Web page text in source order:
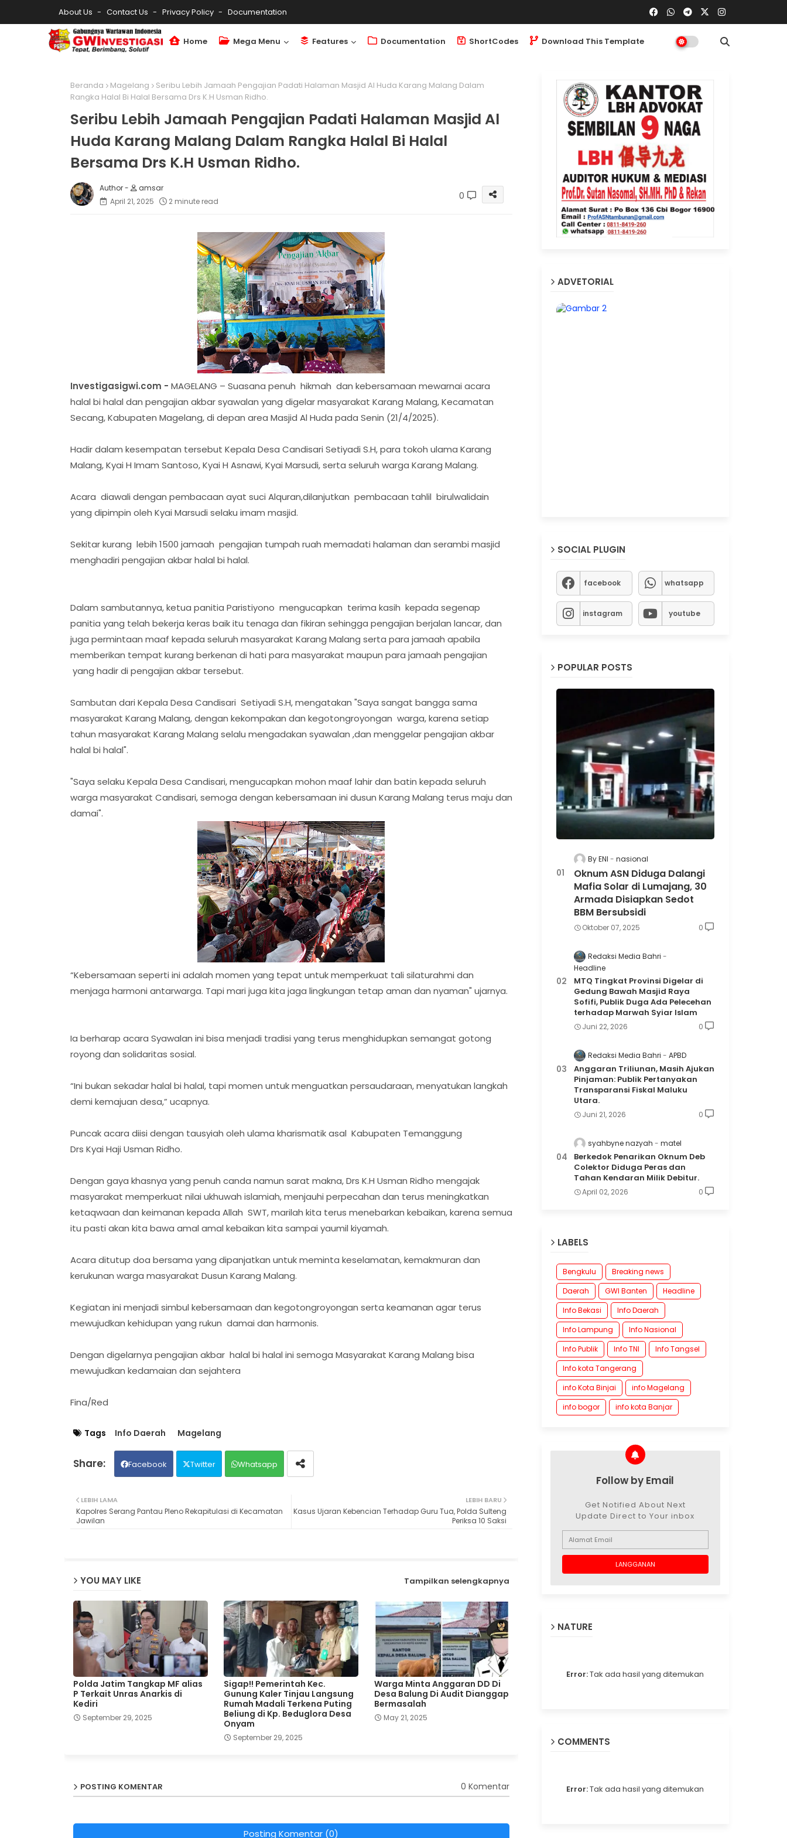
About Us Contact Us Privacy Policy Documentation
Home Mega Menu Features Documentation ShortCodes Download This Template
Beranda Magelang
Seribu Lebih Jamaah Pengajian Padati Halaman Masjid Al Huda Karang Malang Dalam
Rangka Halal Bi Halal Bersama Drs K.H Usman Ridho.
Seribu Lebih Jamaah Pengajian Padati Halaman Masjid Al
Huda Karang Malang Dalam Rangka Halal Bi Halal
Bersama Drs K.H Usman Ridho.
amsar
April 21, 2025
2 minute read 0
Investigasigwi.com - MAGELANG – Suasana penuh hikmah dan kebersamaan mewarnai acara
halal bi halal dan pengajian akbar syawalan yang digelar masyarakat Karang Malang, Kecamatan
Secang, Kabupaten Magelang, di depan area Masjid Al Huda pada Senin (21/4/2025).
Hadir dalam kesempatan tersebut Kepala Desa Candisari Setiyadi S.H, para tokoh ulama Karang
Malang, Kyai H Imam Santoso, Kyai H Asnawi, Kyai Marsudi, serta seluruh warga Karang Malang.
Acara diawali dengan pembacaan ayat suci Alquran,dilanjutkan pembacaan tahlil birulwalidain
yang dipimpin oleh Kyai Marsudi selaku imam masjid.
Sekitar kurang lebih 1500 jamaah pengajian tumpah ruah memadati halaman dan serambi masjid
menghadiri pengajian akbar halal bi halal.
Dalam sambutannya, ketua panitia Paristiyono mengucapkan terima kasih kepada segenap
panitia yang telah bekerja keras baik itu tenaga dan fikiran sehingga pengajian berjalan lancar, dan
juga permintaan maaf kepada seluruh masyarakat Karang Malang serta para jamaah apabila
memberikan tempat kurang berkenan di hati para masyarakat maupun para jamaah pengajian
yang hadir di pengajian akbar tersebut.
Sambutan dari Kepala Desa Candisari Setiyadi S.H, mengatakan "Saya sangat bangga sama
masyarakat Karang Malang, dengan kekompakan dan kegotongroyongan warga, karena setiap
tahun masyarakat Karang Malang selalu mengadakan syawalan ,dan menggelar pengajian akbar
halal bi halal".
"Saya selaku Kepala Desa Candisari, mengucapkan mohon maaf lahir dan batin kepada seluruh
warga masyarakat Candisari, semoga dengan kebersamaan ini dusun Karang Malang terus maju dan
damai".
“Kebersamaan seperti ini adalah momen yang tepat untuk memperkuat tali silaturahmi dan
menjaga harmoni antarwarga. Tapi mari juga kita jaga lingkungan tetap aman dan nyaman" ujarnya.
Ia berharap acara Syawalan ini bisa menjadi tradisi yang terus menghidupkan semangat gotong
royong dan solidaritas sosial.
“Ini bukan sekadar halal bi halal, tapi momen untuk menguatkan persaudaraan, menyatukan langkah
demi kemajuan desa,” ucapnya.
Puncak acara diisi dengan tausyiah oleh ulama kharismatik asal Kabupaten Temanggung
Drs Kyai Haji Usman Ridho.
Dengan gaya khasnya yang penuh canda namun sarat makna, Drs K.H Usman Ridho mengajak
masyarakat memperkuat nilai ukhuwah islamiah, menjauhi perpecahan dan terus meningkatkan
ketaqwaan dan keimanan kepada Allah SWT, marilah kita terus menebarkan kebaikan, karena semua
itu pasti akan kita bawa amal amal kebaikan kita sampai yaumil kiyamah.
Acara ditutup doa bersama yang dipanjatkan untuk meminta keselamatan, kemakmuran dan
kerukunan warga masyarakat Dusun Karang Malang.
Kegiatan ini menjadi simbul kebersamaan dan kegotongroyongan serta keamanan agar terus
mewujudkan kehidupan yang rukun damai dan harmonis.
Dengan digelarnya pengajian akbar halal bi halal ini semoga Masyarakat Karang Malang bisa
mewujudkan kedamaian dan sejahtera
Fina/Red
Tags Info Daerah Magelang
Facebook Twitter Whatsapp
LEBIH BARU
Kasus Ujaran Kebencian Terhadap Guru Tua, Polda Sulteng
Periksa 10 Saksi
LEBIH LAMA
Kapolres Serang Pantau Pleno Rekapitulasi di Kecamatan
Jawilan
YOU MAY LIKE Tampilkan selengkapnya
Polda Jatim Tangkap MF alias
P Terkait Unras Anarkis di
Kediri
September 29, 2025
Sigap!! Pemerintah Kec.
Gunung Kaler Tinjau Langsung
Rumah Madali Terkena Puting
Beliung di Kp. Beduglora Desa
Onyam
September 29, 2025
Warga Minta Anggaran DD Di
Desa Balung Di Audit Dianggap
Bermasalah
May 21, 2025
POSTING KOMENTAR 0 Komentar
Posting Komentar (0)
ADVETORIAL
SOCIAL PLUGIN
facebook whatsapp
instagram youtube
POPULAR POSTS
By ENI nasional
Oknum ASN Diduga Dalangi
Mafia Solar di Lumajang, 30
Armada Disiapkan Sedot
BBM Bersubsidi
Oktober 07, 2025 0
Redaksi Media Bahri
Headline
MTQ Tingkat Provinsi Digelar di
Gedung Bawah Masjid Raya
Sofifi, Publik Duga Ada Pelecehan
terhadap Marwah Syiar Islam
Juni 22, 2026 0
Redaksi Media Bahri APBD
Anggaran Triliunan, Masih Ajukan
Pinjaman: Publik Pertanyakan
Transparansi Fiskal Maluku
Utara.
Juni 21, 2026 0
syahbyne nazyah matel
Berkedok Penarikan Oknum Deb
Colektor Diduga Peras dan
Tahan Kendaran Milik Debitur.
April 02, 2026 0
LABELS
Bengkulu
Breaking news
Daerah
GWI Banten
Headline
Info Bekasi
Info Daerah
Info Lampung
Info Nasional
Info Publik
Info TNI
Info Tangsel
Info kota Tangerang
info Kota Binjai
info Magelang
info bogor
info kota Banjar
Follow by Email
Get Notified About Next
Update Direct to Your inbox
NATURE
Error:Tak ada hasil yang ditemukan
COMMENTS
Error:Tak ada hasil yang ditemukan